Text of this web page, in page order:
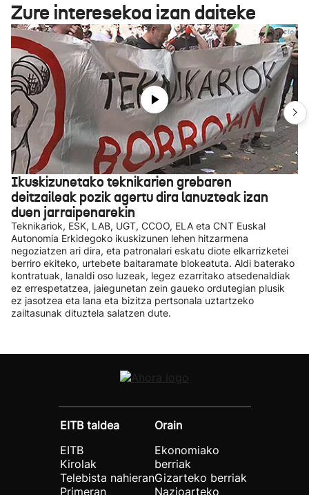
Zure interesekoa izan daiteke
Ikuskizunetako teknikarien grebaren
deitzaileak pozik agertu dira lanuzteak izan
duen jarraipenarekin
Teknikariok, ESK, LAB, UGT, CCOO, ELA eta CNT Euskal
Autonomia Erkidegoko ikuskizunen lehen hitzarmena
negoziatzen ari dira, eta patronalari eskatu diote elkarrizketei
berriro ekiteko, urtebete baitaramate blokeatuta. Aldi baterako
kontratuak, lanaldi oso luzeak, legez ezarritako atsedenaldiak
ez errespetatzea, jaiegunetan zein gaueko ordutegian plusik
ez jasotzea eta lana eta bizitza pertsonala uztartzeko
zailtasunak dituztela salatzen dute.
EITB taldea
EITB
Kirolak
Telebista nahieran
Primeran
Orain
Ekonomiako
berriak
Gizarteko berriak
Nazioarteko